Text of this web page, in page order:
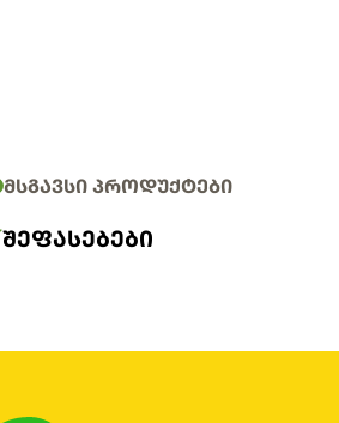
ᲛᲡᲒᲐᲕᲡᲘ ᲞᲠᲝᲓᲣᲥᲢᲔᲑᲘ
ᲨᲔᲤᲐᲡᲔᲑᲔᲑᲘ